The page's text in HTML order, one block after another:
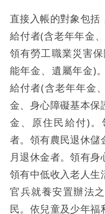
直接入帳的對象包括
給付者(含老年年金
領有勞工職業災害
能年金、遺屬年金)
給付者(含老年年金
金、身心障礙基本保
金、原住民給付)
者。領有農民退休儲
月退休金者。領有身
領有中低收入老人生
官兵就養安置辦法
民。依兒童及少年福